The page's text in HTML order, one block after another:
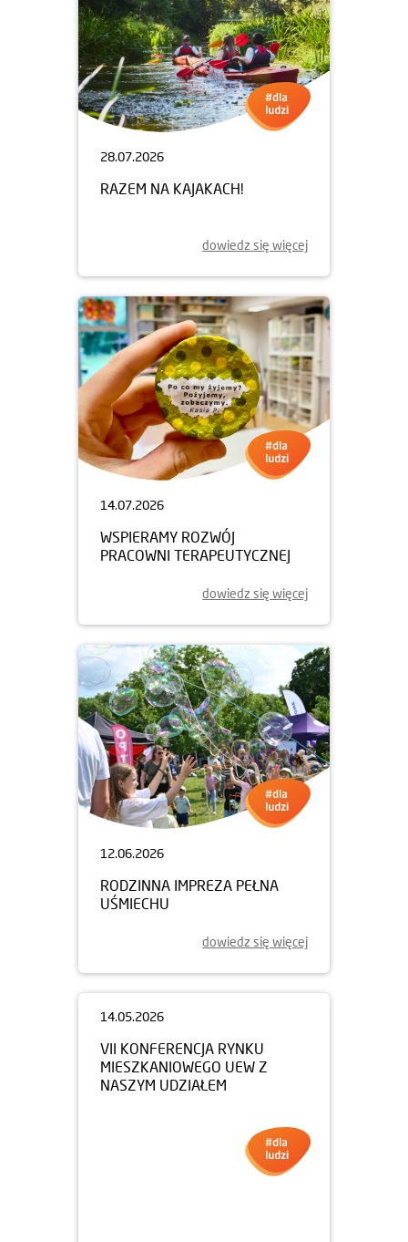
28.07.2026
RAZEM NA KAJAKACH!
dowiedz się więcej
14.07.2026
WSPIERAMY ROZWÓJ
PRACOWNI TERAPEUTYCZNEJ
dowiedz się więcej
12.06.2026
RODZINNA IMPREZA PEŁNA
UŚMIECHU
dowiedz się więcej